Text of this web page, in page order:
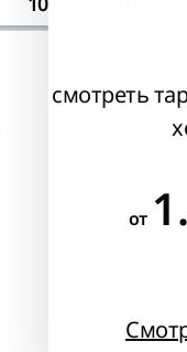
смотреть
от